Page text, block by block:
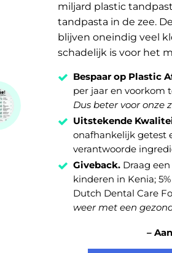
miljard plastic
tandpasta in de zee.
blijven oneindig veel
schadelijk is voor het
Bespaar op Plastic
per jaar en voorkom
Dus beter voor onze
Uitstekende
onafhankelijk getest
verantwoorde
Giveback. Draag
kinderen in Kenia;
Dutch Dental Care
weer met een
–